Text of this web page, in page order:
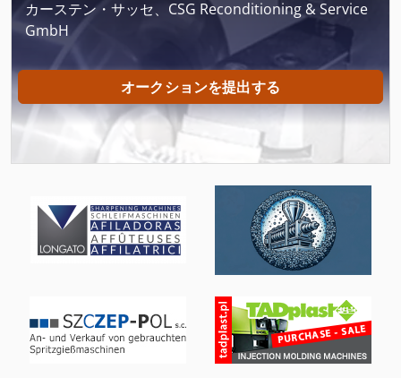
Duplo System 4000
Dws 200
Easy Doser De Ruiter
Hsc 20 Linear
Ng 200
Pu
Steel Processing
カーステン・サッセ、CSG Reconditioning & Service
GmbH
オークションを提出する